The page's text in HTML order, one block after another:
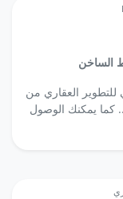
الساخن
العقاري من
كما يمكنك الوصول